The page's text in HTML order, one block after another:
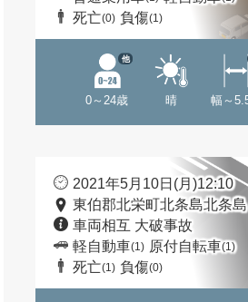
死亡(0) 負傷(1)
0～24歳
他
晴 幅～
2021年5月10日(月)12:10
東伯郡北栄町北条島北条
車両相互 大破事故
軽自動車(1) 原付自転車(1)
死亡(1) 負傷(0)